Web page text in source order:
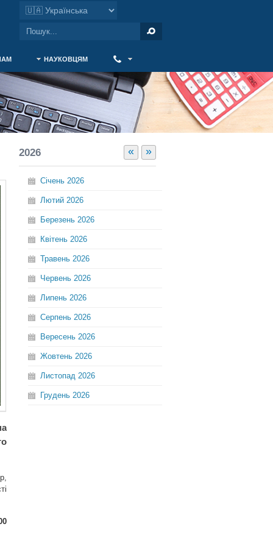
НАУКОВЦЯМ
« »
2026
Січень 2026
Лютий 2026
Березень 2026
Квітень 2026
Травень 2026
Червень 2026
Липень 2026
Серпень 2026
Вересень 2026
Жовтень 2026
Листопад 2026
Грудень 2026